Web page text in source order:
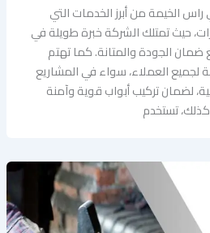
الخيمة من أبرز الخدمات التي
حيث تمتلك الشركة خبرة طويلة في
ضمان الجودة والمتانة. كما تهتم
لجميع العملاء، سواء في المشاريع
لضمان تركيب أبواب قوية وآمنة
تستخدم